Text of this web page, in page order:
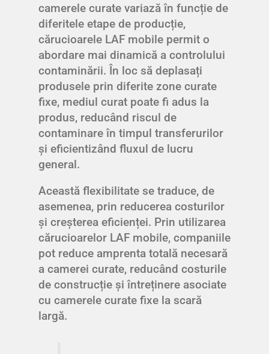
camerele curate variază în funcție de
diferitele etape de producție,
cărucioarele LAF mobile permit o
abordare mai dinamică a controlului
contaminării. În loc să deplasați
produsele prin diferite zone curate
fixe, mediul curat poate fi adus la
produs, reducând riscul de
contaminare în timpul transferurilor
și eficientizând fluxul de lucru
general.
Această flexibilitate se traduce, de
asemenea, prin reducerea costurilor
și creșterea eficienței. Prin utilizarea
cărucioarelor LAF mobile, companiile
pot reduce amprenta totală necesară
a camerei curate, reducând costurile
de construcție și întreținere asociate
cu camerele curate fixe la scară
largă.